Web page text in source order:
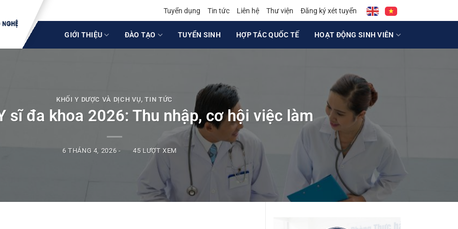
Tuyển dụng Tin tức Liên hệ Thư viện Đăng ký xét tuyển
GIỚI THIỆU ĐÀO TẠO TUYỂN SINH HỢP TÁC QUỐC TẾ HOẠT ĐỘNG SINH VIÊN
KHỐI Y DƯỢC VÀ DỊCH VỤ,TIN TỨC
sĩ đa khoa 2026: Thu nhập, cơ hội việc làm
6 THÁNG 4, 2026 - 45 LƯỢT XEM